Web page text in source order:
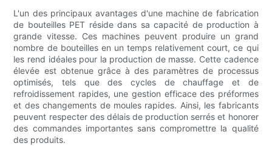
L'un des principaux avantages d'une machine de fabrication
de bouteilles PET réside dans sa capacité de production à
grande vitesse. Ces machines peuvent produire un grand
nombre de bouteilles en un temps relativement court, ce qui
les rend idéales pour la production de masse. Cette cadence
élevée est obtenue grâce à des paramètres de processus
optimisés, tels que des cycles de chauffage et de
refroidissement rapides, une gestion efficace des préformes
et des changements de moules rapides. Ainsi, les fabricants
peuvent respecter des délais de production serrés et honorer
des commandes importantes sans compromettre la qualité
des produits.